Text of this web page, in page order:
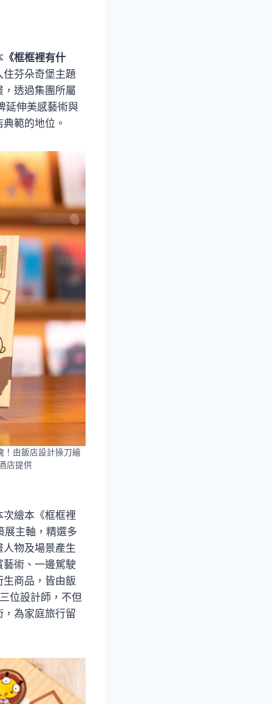
《框框裡有什
芬朵奇堡主題
透過集團所屬
延伸美感藝術與
範的地位。
！由飯店設計操刀繪
店提供
繪本《框框裡
展主軸，精選多
物及場景產生
術、一邊駕駛
商品，皆由飯
位設計師，不但
為家庭旅行留